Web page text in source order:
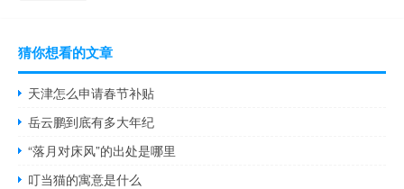
猜你想看的文章
天津怎么申请春节补贴
岳云鹏到底有多大年纪
“落月对床风”的出处是哪里
叮当猫的寓意是什么